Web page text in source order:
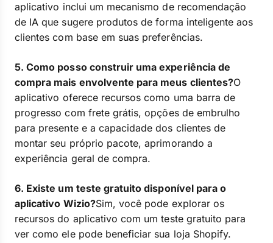
aplicativo inclui um mecanismo de recomendação
de IA que sugere produtos de forma inteligente aos
clientes com base em suas preferências.
5. Como posso construir uma experiência de
compra mais envolvente para meus clientes?O
aplicativo oferece recursos como uma barra de
progresso com frete grátis, opções de embrulho
para presente e a capacidade dos clientes de
montar seu próprio pacote, aprimorando a
experiência geral de compra.
6. Existe um teste gratuito disponível para o
aplicativo Wizio?Sim, você pode explorar os
recursos do aplicativo com um teste gratuito para
ver como ele pode beneficiar sua loja Shopify.